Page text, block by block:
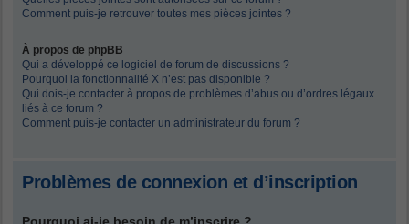
Comment puis-je retrouver toutes mes pièces jointes ?
À propos de phpBB
Qui a développé ce logiciel de forum de discussions ?
Pourquoi la fonctionnalité X n’est pas disponible ?
Qui dois-je contacter à propos de problèmes d’abus ou d’ordres légaux
liés à ce forum ?
Comment puis-je contacter un administrateur du forum ?
Problèmes de connexion et d’inscription